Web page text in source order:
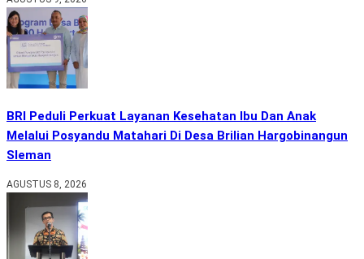
BRI Peduli Perkuat Layanan Kesehatan Ibu Dan Anak
Melalui Posyandu Matahari Di Desa Brilian Hargobinangun
Sleman
AGUSTUS 8, 2026